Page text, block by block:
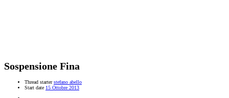
Sospensione Fina
Thread starter stefano abello
Start date 15 Ottobre 2013